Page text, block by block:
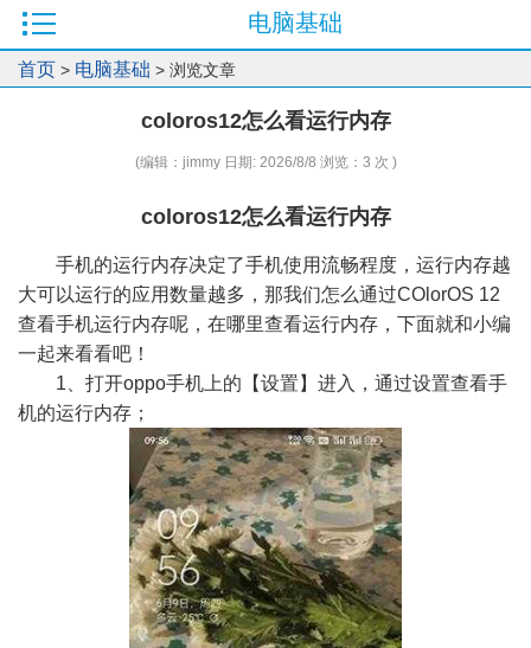
电脑基础
首页 > 电脑基础 > 浏览文章
coloros12怎么看运行内存
(编辑：jimmy 日期: 2026/8/8 浏览：3 次 )
coloros12怎么看运行内存
手机的运行内存决定了手机使用流畅程度，运行内存越
大可以运行的应用数量越多，那我们怎么通过COlorOS 12
查看手机运行内存呢，在哪里查看运行内存，下面就和小编
一起来看看吧！
1、打开oppo手机上的【设置】进入，通过设置查看手
机的运行内存；